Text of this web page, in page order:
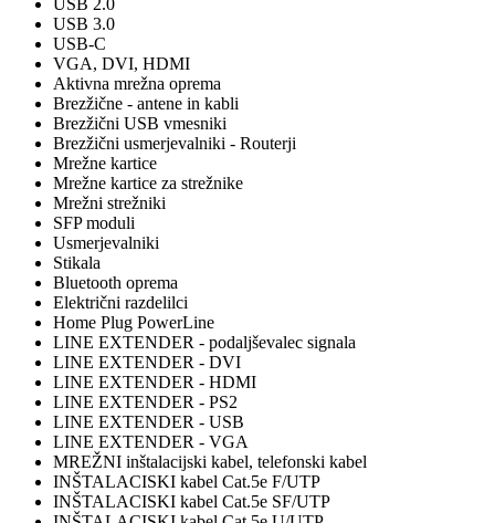
USB 2.0
USB 3.0
USB-C
VGA, DVI, HDMI
Aktivna mrežna oprema
Brezžične - antene in kabli
Brezžični USB vmesniki
Brezžični usmerjevalniki - Routerji
Mrežne kartice
Mrežne kartice za strežnike
Mrežni strežniki
SFP moduli
Usmerjevalniki
Stikala
Bluetooth oprema
Električni razdelilci
Home Plug PowerLine
LINE EXTENDER - podaljševalec signala
LINE EXTENDER - DVI
LINE EXTENDER - HDMI
LINE EXTENDER - PS2
LINE EXTENDER - USB
LINE EXTENDER - VGA
MREŽNI inštalacijski kabel, telefonski kabel
INŠTALACISKI kabel Cat.5e F/UTP
INŠTALACISKI kabel Cat.5e SF/UTP